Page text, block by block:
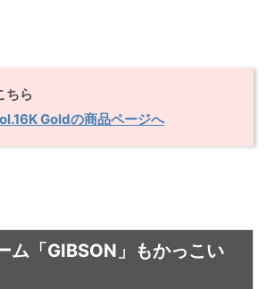
ちら
Goldの商品ページへ
ム「GIBSON」もかっこい